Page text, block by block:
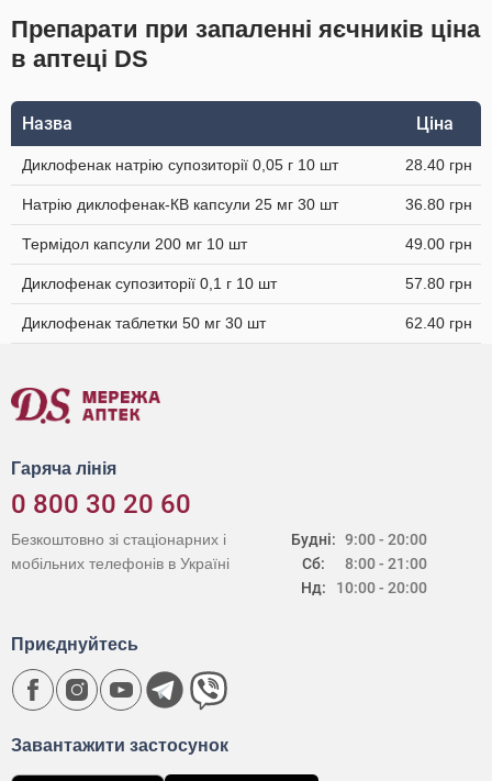
Препарати при запаленні яєчників ціна
в аптеці DS
Назва Ціна
Диклофенак натрію супозиторії 0,05 г 10 шт 28.40 грн
Натрію диклофенак-КВ капсули 25 мг 30 шт 36.80 грн
Термідол капсули 200 мг 10 шт 49.00 грн
Диклофенак супозиторії 0,1 г 10 шт 57.80 грн
Диклофенак таблетки 50 мг 30 шт 62.40 грн
Гаряча лінія
0 800 30 20 60
Будні:
Сб:
Нд:
9:00 - 20:00
8:00 - 21:00
10:00 - 20:00
Безкоштовно зі стаціонарних і
мобільних телефонів в Україні
Завантажити застосунок
Приєднуйтесь